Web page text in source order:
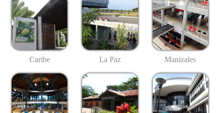
Caribe La Paz Manizales